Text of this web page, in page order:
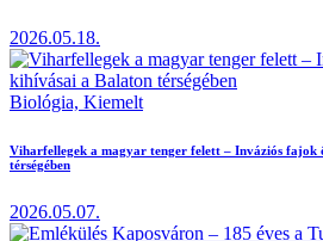
2026.05.18.
Biológia, Kiemelt
Viharfellegek a magyar tenger felett – Inváziós fajok
térségében
2026.05.07.